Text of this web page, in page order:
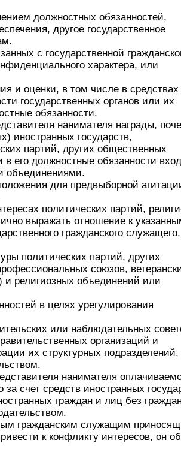
должностных обязанностей,
другое государственное
с государственной
характера, или
и оценки, в том числе в средствах
государственных органов или их
обязанности.
нанимателя награды,
иностранных государств,
партий, других общественных
его должностные обязанности
объединениями.
для предвыборной
политических партий,
выражать отношение к
гражданского
политических партий, других
союзов,
и религиозных объединений или
в целях урегулирования
или наблюдательных
организаций и
их структурных подразделений,
нанимателя
счет средств иностранных
граждан и лиц без
гражданским служащим
к конфликту интересов, он